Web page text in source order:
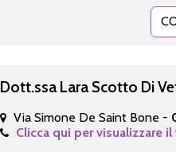
Dott.ssa Lara Scotto Di
Via Simone De Saint Bone -
Clicca qui per visualizzare